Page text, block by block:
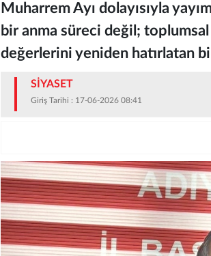
Muharrem Ayı dolayısıyla
bir anma süreci değil;
değerlerini yeniden hatırlatan
SİYASET
Giriş Tarihi : 17-06-2026 08:41